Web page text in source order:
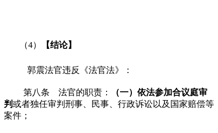
（4） 【结论】
郭震法官违反《法官法》：
第八条 法官的职责：
（一）依法参加合议庭审
判 或者独任审判刑事、民事、行政诉讼以及国家赔偿等
案件；